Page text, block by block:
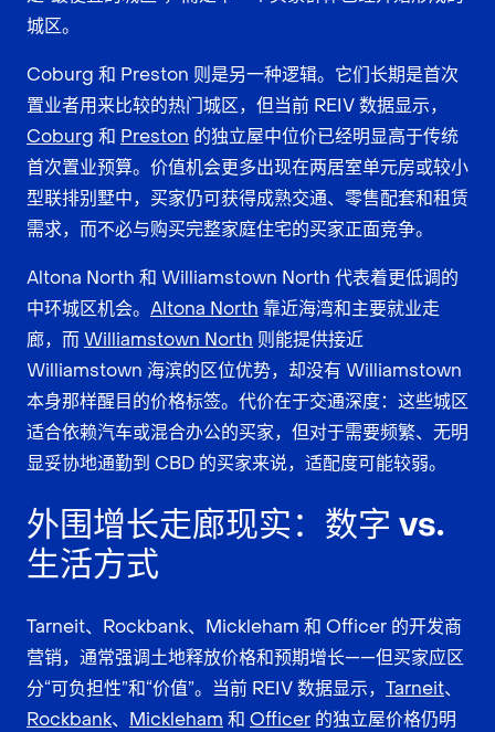
城区。
Coburg 和 Preston 则是另一种逻辑。它们长期是首次
置业者用来比较的热门城区，但当前 REIV 数据显示，
Coburg 和 Preston 的独立屋中位价已经明显高于传统
首次置业预算。价值机会更多出现在两居室单元房或较小
型联排别墅中，买家仍可获得成熟交通、零售配套和租赁
需求，而不必与购买完整家庭住宅的买家正面竞争。
Altona North 和 Williamstown North 代表着更低调的
中环城区机会。 Altona North 靠近海湾和主要就业走
廊，而Williamstown North 则能提供接近
Williamstown 海滨的区位优势，却没有 Williamstown
本身那样醒目的价格标签。代价在于交通深度：这些城区
适合依赖汽车或混合办公的买家，但对于需要频繁、无明
显妥协地通勤到 CBD 的买家来说，适配度可能较弱。
外围增长走廊现实：数字 vs.
生活方式
Tarneit、Rockbank、Mickleham 和 Officer 的开发商
营销，通常强调土地释放价格和预期增长——但买家应区
分“可负担性”和“价值”。当前 REIV 数据显示， Tarneit、
Rockbank、 Mickleham 和 Officer 的独立屋价格仍明